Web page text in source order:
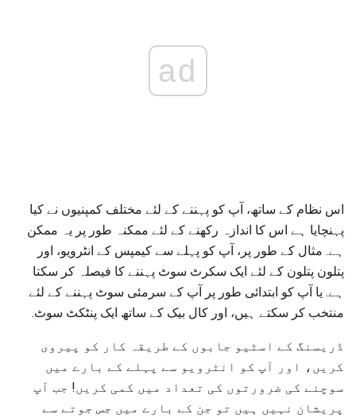
ad
اس نظام کے ساتھ، آپ کو پہننے کے لئے مختلف کمپنیوں نے کیا
پہنچایا ہے اس کا اندازہ رکھنے کے لئے ممکنہ طور پر یہ ممکن
ہے. مثال کے طور پر، آپ کو پہلے سے کیمپس کے انٹرویو، اور
پتلون پتلون کے لئے ایک سکرٹ سوٹ پہننے کا فیصلہ کر سکتا
ہے. یا آپ کو ابتدائی طور پر آپ کے سرمئی سوٹ پہننے کے لئے
منتخب کر سکتے ہیں، اور کال بیک کے ساتھ ایک پنٹکٹ سوٹ.
ڈریسنگ کے اسٹیو جابوں کے طریقہ کار کو پیروی
کریں، اور آپ کو انٹرویو سے پہلے کے بارے میں
سوچنے کی ضرورتوں کی تعداد میں کمی کریں! جب آپ
پریشان نہیں ہیں تو جن کے بارے میں جس جوتے سے